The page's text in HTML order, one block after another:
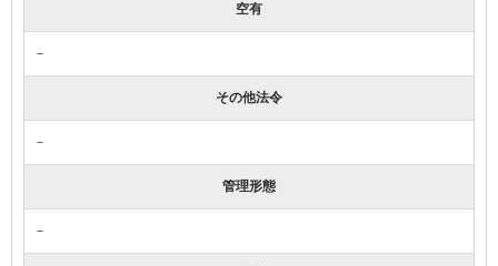
空有
－
その他法令
－
管理形態
－